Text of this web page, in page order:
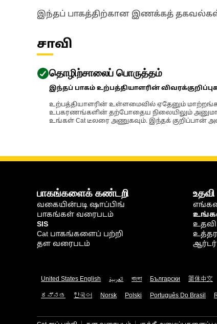
இந்தப் பாகத்திற்கான இணக்கத்
சாவி
தொழிற்சாலைப் பொருத்தம்
இந்தப் பாகம் உற்பத்தியாளரின்
உற்பத்தியாளரின் உள்ளமைவில் ஏதேனும்
உபகரணங்களின் தற்போதைய நிலையிலும்
உங்கள் Cat டீலரை அணுகவும். இந்தக் குறிப்பான்
பாகங்களைக் கண்டறி
வகையின்படி ஷாப்பிங்
பாகங்கள் வரைபடம்
SIS
Cat பாகங்களைப் பற்றி
தள வரைபடம்
உதவி
United States English العربية বাংলা Български 简体中文
ಕನ್ನಡ 한국어 Norsk Polski Português Do Brasil